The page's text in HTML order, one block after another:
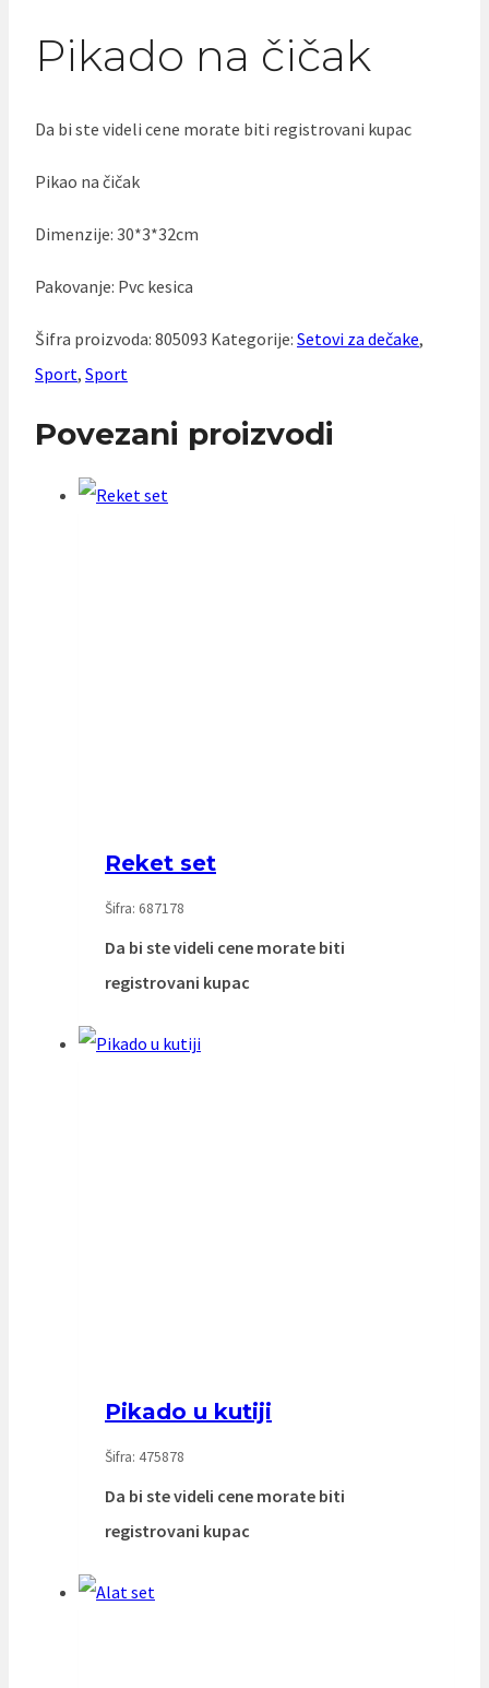
Pikado na čičak
Da bi ste videli cene morate biti registrovani kupac
Pikao na čičak
Dimenzije: 30*3*32cm
Pakovanje: Pvc kesica
Šifra proizvoda: 805093 Kategorije: Setovi za dečake,
Sport, Sport
Povezani proizvodi
Reket set
Šifra: 687178
Da bi ste videli cene morate biti
registrovani kupac
Pikado u kutiji
Šifra: 475878
Da bi ste videli cene morate biti
registrovani kupac